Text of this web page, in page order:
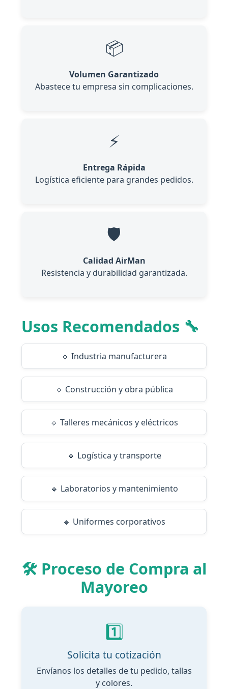
📦
Volumen Garantizado
Abastece tu empresa sin complicaciones.
⚡
Entrega Rápida
Logística eficiente para grandes pedidos.
🛡️
Calidad AirMan
Resistencia y durabilidad garantizada.
Usos Recomendados 🔧
🔹 Industria manufacturera
🔹 Construcción y obra pública
🔹 Talleres mecánicos y eléctricos
🔹 Logística y transporte
🔹 Laboratorios y mantenimiento
🔹 Uniformes corporativos
🛠️ Proceso de Compra al
Mayoreo
1️⃣
Solicita tu cotización
Envíanos los detalles de tu pedido, tallas
y colores.